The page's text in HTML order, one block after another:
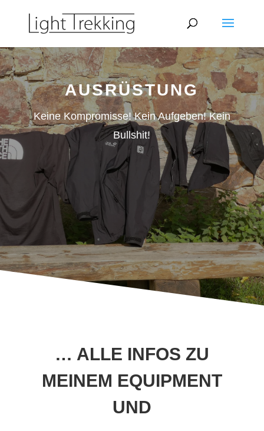
AUSRÜSTUNG
Keine Kompromisse! Kein Aufgeben! Kein
Bullshit!
… ALLE INFOS ZU
MEINEM EQUIPMENT
UND